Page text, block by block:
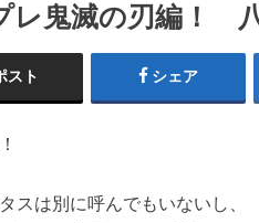
レ鬼滅の刃編！
スト シェア
スは別に呼んでもいないし、